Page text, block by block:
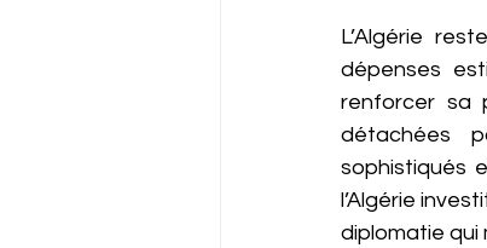
L’Algérie
dépenses
renforcer sa
détachées
sophistiqués
l’Algérie
diplomatie qui